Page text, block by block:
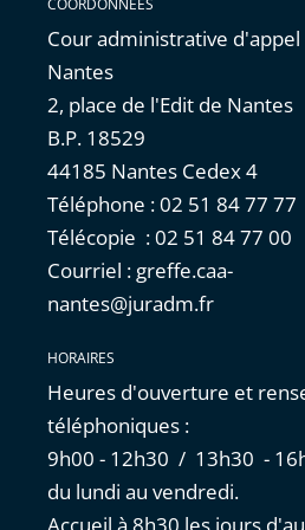
COORDONNÉES
Cour administrative d'appel
Nantes
2, place de l'Edit de Nantes
B.P. 18529
44185 Nantes Cedex 4
Téléphone : 02 51 84 77 77
Télécopie : 02 51 84 77 00
Courriel : greffe.caa-
nantes@juradm.fr
HORAIRES
Heures d'ouverture et
téléphoniques :
9h00 - 12h30 / 13h30 -
du lundi au vendredi.